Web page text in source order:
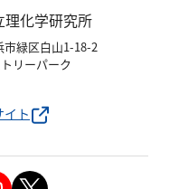
理化学研究所
市緑区白山1-18-2
リーパーク
イト